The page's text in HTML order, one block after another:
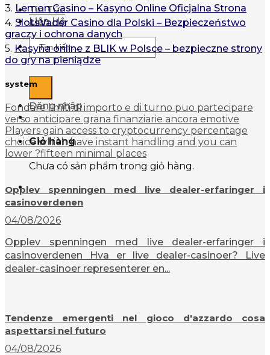
Tin Tức
Liên Hệ
Tìm
kiếm:
Đăng nhập
Giỏ hàng
Chưa có sản phẩm trong giỏ hàng.
3. Lemon Casino – Kasyno Online Oficjalna Strona
4. SlotsVader Casino dla Polski – Bezpieczeństwo
graczy i ochrona danych
5. Kasyna online z BLIK w Polsce – bezpieczne strony
do gry na pieniądze
system
Fondare limiti di importo e di turno puo partecipare
verso anticipare grana finanziarie ancora emotive
Players gain access to cryptocurrency percentage
choice which have instant handling and you can
lower ?fifteen minimal places
Opplev spenningen med live dealer-erfaringer i
casinoverdenen
04/08/2026
Opplev spenningen med live dealer-erfaringer i
casinoverdenen Hva er live dealer-casinoer? Live
dealer-casinoer representerer en...
Tendenze emergenti nel gioco d'azzardo cosa
aspettarsi nel futuro
04/08/2026